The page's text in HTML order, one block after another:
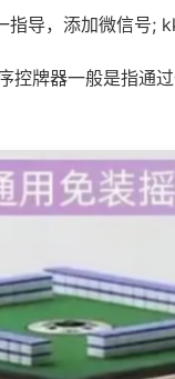
导，添加微信号;
控牌器一般是指通